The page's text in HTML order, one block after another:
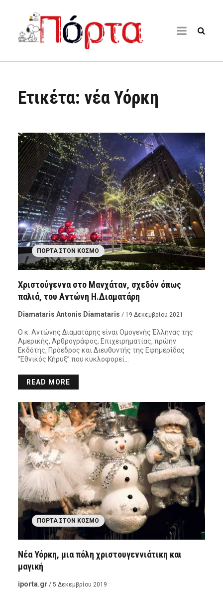
Ετικέτα: νέα Υόρκη
ΠΌΡΤΑ ΣΤΟΝ ΚΌΣΜΟ
Χριστούγεννα στο Μανχάταν, σχεδόν όπως
παλιά, του Αντώνη Η.Διαματάρη
Diamataris Antonis Diamataris / 19 Δεκεμβρίου 2021
Ο κ. Αντώνης Διαματάρης είναι Ομογενής Έλληνας της
Αμερικής, Αρθρογράφος, Επιχειρηματίας, πρώην
Εκδότης, Πρόεδρος και Διευθυντής της Εφημερίδας
“Εθνικός Κήρυξ” που κυκλοφορεί…
READ MORE
ΠΌΡΤΑ ΣΤΟΝ ΚΌΣΜΟ
Νέα Υόρκη, μια πόλη χριστουγεννιάτικη και
μαγική
iporta.gr / 5 Δεκεμβρίου 2019